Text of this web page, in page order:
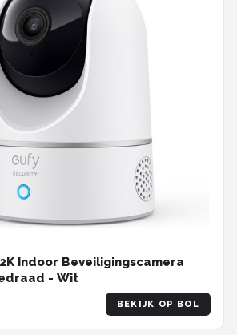
Indoor Beveiligingscamera
- Wit
BEKIJK OP BOL